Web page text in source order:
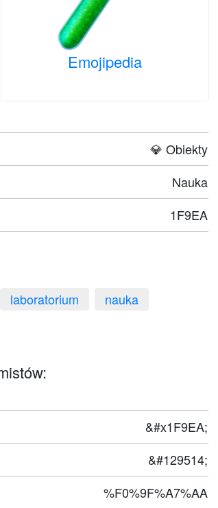
Emojipedia
💎 Obiekty
Nauka
1F9EA
laboratorium
nauka
&#x1F9EA;
&#129514;
%F0%9F%A7%AA